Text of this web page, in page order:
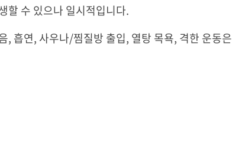
할 수 있으나 일시적입니다.
, 흡연, 사우나/찜질방 출입, 열탕 목욕, 격한 운동은